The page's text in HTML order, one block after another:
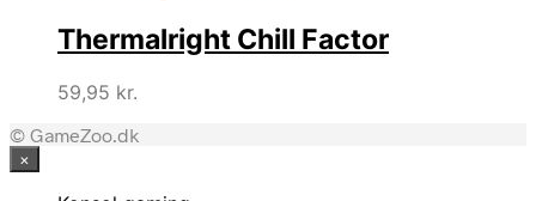
Thermalright Chill Factor
59,95 kr.
© GameZoo.dk
×